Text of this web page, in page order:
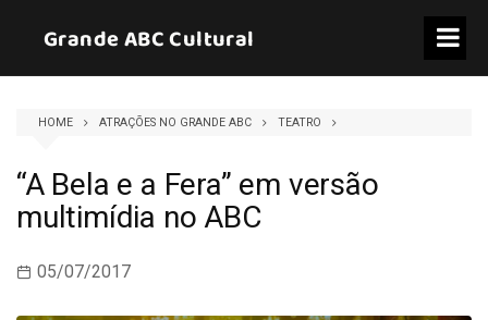
content
Grande ABC Cultural
HOME ATRAÇÕES NO GRANDE ABC TEATRO
“A Bela e a Fera” em versão
multimídia no ABC
05/07/2017